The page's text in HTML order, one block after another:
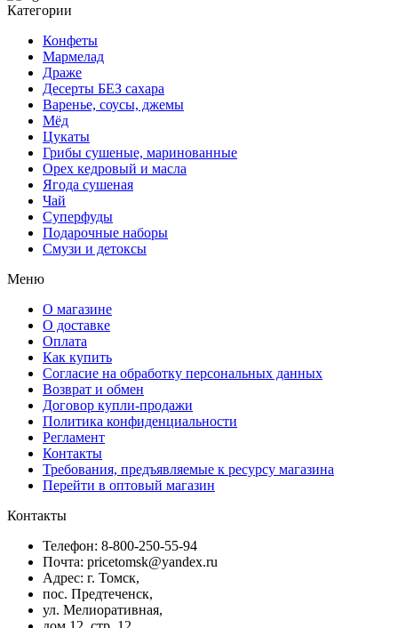
Категории
Конфеты
Мармелад
Драже
Десерты БЕЗ сахара
Варенье, соусы, джемы
Мёд
Цукаты
Грибы сушеные, маринованные
Орех кедровый и масла
Ягода сушеная
Чай
Суперфуды
Подарочные наборы
Смузи и детоксы
Меню
О магазине
О доставке
Оплата
Как купить
Согласие на обработку персональных данных
Возврат и обмен
Договор купли-продажи
Политика конфиденциальности
Регламент
Контакты
Требования, предъявляемые к ресурсу магазина
Перейти в оптовый магазин
Контакты
Телефон: 8-800-250-55-94
Почта: pricetomsk@yandex.ru
Адрес: г. Томск,
пос. Предтеченск,
ул. Мелиоративная,